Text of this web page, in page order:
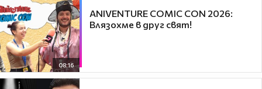
08:16
ANIVENTURE COMIC CON 2026:
Влязохме в друг свят!